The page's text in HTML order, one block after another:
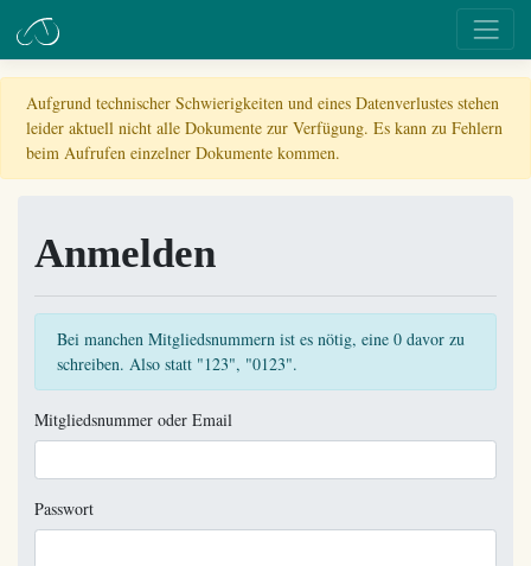
Aufgrund technischer Schwierigkeiten und eines Datenverlustes stehen
leider aktuell nicht alle Dokumente zur Verfügung. Es kann zu Fehlern
beim Aufrufen einzelner Dokumente kommen.
Anmelden
Bei manchen Mitgliedsnummern ist es nötig, eine 0 davor zu
schreiben. Also statt "123", "0123".
Mitgliedsnummer oder Email
Passwort